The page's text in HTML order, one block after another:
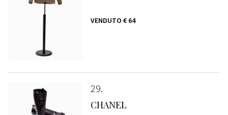
VENDUTO € 64
29
CHANEL